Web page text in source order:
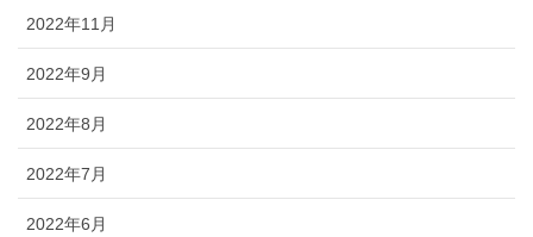
2022年11月
2022年9月
2022年8月
2022年7月
2022年6月